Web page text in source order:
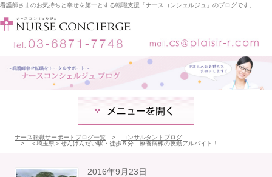
看護師さまのお気持ちと幸せを第一とする転職支援「ナースコンシェルジュ」のブログです。
ン
へ
ナース転職サーポートブログ一覧
コンサルタントブログ
＜埼玉県＞せんげんだい駅・徒歩５分 療養病棟の夜勤アルバイト！
2016年9月23日